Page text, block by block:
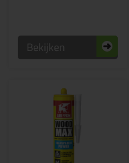
Bekijken